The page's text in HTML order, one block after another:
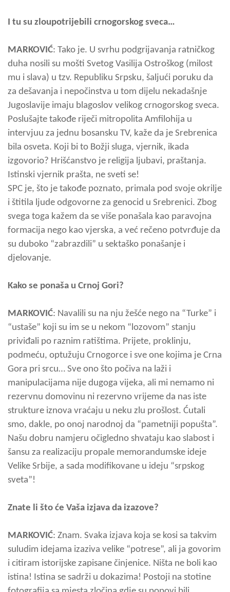
I tu su zloupotrijebili crnogorskog sveca…
MARKOVIĆ: Tako je. U svrhu podgrijavanja ratničkog
duha nosili su mošti Svetog Vasilija Ostroškog (milost
mu i slava) u tzv. Republiku Srpsku, šaljući poruku da
za dešavanja i nepočinstva u tom dijelu nekadašnje
Jugoslavije imaju blagoslov velikog crnogorskog sveca.
Poslušajte takođe riječi mitropolita Amfilohija u
intervjuu za jednu bosansku TV, kaže da je Srebrenica
bila osveta. Koji bi to Božji sluga, vjernik, ikada
izgovorio? Hrišćanstvo je religija ljubavi, praštanja.
Istinski vjernik prašta, ne sveti se!
SPC je, što je takođe poznato, primala pod svoje okrilje
i štitila ljude odgovorne za genocid u Srebrenici. Zbog
svega toga kažem da se više ponašala kao paravojna
formacija nego kao vjerska, a već rečeno potvrđuje da
su duboko “zabrazdili” u sektaško ponašanje i
djelovanje.
Kako se ponaša u Crnoj Gori?
MARKOVIĆ: Navalili su na nju žešće nego na “Turke” i
“ustaše” koji su im se u nekom “lozovom” stanju
priviđali po raznim ratištima. Prijete, proklinju,
podmeću, optužuju Crnogorce i sve one kojima je Crna
Gora pri srcu… Sve ono što počiva na laži i
manipulacijama nije dugoga vijeka, ali mi nemamo ni
rezervnu domovinu ni rezervno vrijeme da nas iste
strukture iznova vraćaju u neku zlu prošlost. Ćutali
smo, dakle, po onoj narodnoj da “pametniji popušta”.
Našu dobru namjeru očigledno shvataju kao slabost i
šansu za realizaciju propale memorandumske ideje
Velike Srbije, a sada modifikovane u ideju “srpskog
sveta”!
Znate li što će Vaša izjava da izazove?
MARKOVIĆ: Znam. Svaka izjava koja se kosi sa takvim
suludim idejama izaziva velike “potrese”, ali ja govorim
i citiram istorijske zapisane činjenice. Ništa ne boli kao
istina! Istina se sadrži u dokazima! Postoji na stotine